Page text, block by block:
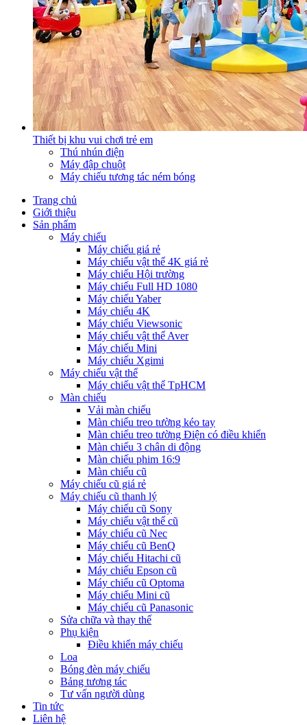
Thiết bị khu vui chơi trẻ em
Thú nhún điện
Máy đập chuột
Máy chiếu tương tác ném bóng
Trang chủ
Giới thiệu
Sản phẩm
Máy chiếu
Máy chiếu giá rẻ
Máy chiếu vật thể 4K giá rẻ
Máy chiếu Hội trường
Máy chiếu Full HD 1080
Máy chiếu Yaber
Máy chiếu 4K
Máy chiếu Viewsonic
Máy chiếu vật thể Aver
Máy chiếu Mini
Máy chiếu Xgimi
Máy chiếu vật thể
Máy chiếu vật thể TpHCM
Màn chiếu
Vải màn chiếu
Màn chiếu treo tường kéo tay
Màn chiếu treo tường Điện có điều khiển
Màn chiếu 3 chân di động
Màn chiếu phim 16:9
Màn chiếu cũ
Máy chiếu cũ giá rẻ
Máy chiếu cũ thanh lý
Máy chiếu cũ Sony
Máy chiếu vật thể cũ
Máy chiếu cũ Nec
Máy chiếu cũ BenQ
Máy chiếu Hitachi cũ
Máy chiếu Epson cũ
Máy chiếu cũ Optoma
Máy chiếu Mini cũ
Máy chiếu cũ Panasonic
Sửa chữa và thay thế
Phụ kiện
Điều khiển máy chiếu
Loa
Bóng đèn máy chiếu
Bảng tương tác
Tư vấn người dùng
Tin tức
Liên hệ